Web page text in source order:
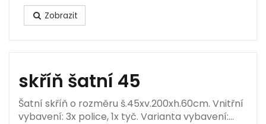
Zobrazit
skříň šatní 45
Šatní skříň o rozměru š.45xv.200xh.60cm. Vnitřní
vybavení: 3x police, 1x tyč. Varianta vybavení:…